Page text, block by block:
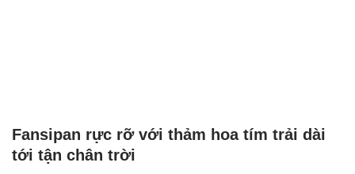
Fansipan rực rỡ với thảm hoa tím trải dài
tới tận chân trời